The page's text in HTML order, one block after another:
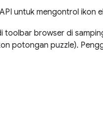
API untuk mengontrol ikon
toolbar browser di
potongan puzzle).